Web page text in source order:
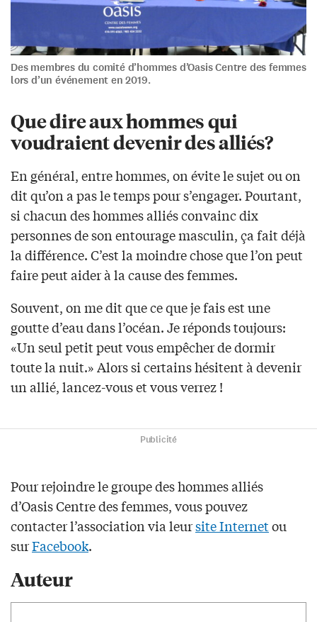
Des membres du comité d’hommes d’Oasis Centre des femmes
lors d’un événement en 2019.
Que dire aux hommes qui
voudraient devenir des alliés?
En général, entre hommes, on évite le sujet ou on
dit qu’on a pas le temps pour s’engager. Pourtant,
si chacun des hommes alliés convainc dix
personnes de son entourage masculin, ça fait déjà
la différence. C’est la moindre chose que l’on peut
faire peut aider à la cause des femmes.
Souvent, on me dit que ce que je fais est une
goutte d’eau dans l’océan. Je réponds toujours:
«Un seul petit peut vous empêcher de dormir
toute la nuit.» Alors si certains hésitent à devenir
un allié, lancez-vous et vous verrez !
Publicité
Pour rejoindre le groupe des hommes alliés
d’Oasis Centre des femmes, vous pouvez
contacter l’association via leursite Internetou
surFacebook.
Auteur